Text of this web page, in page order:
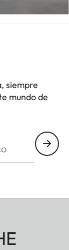
siempre
mundo de